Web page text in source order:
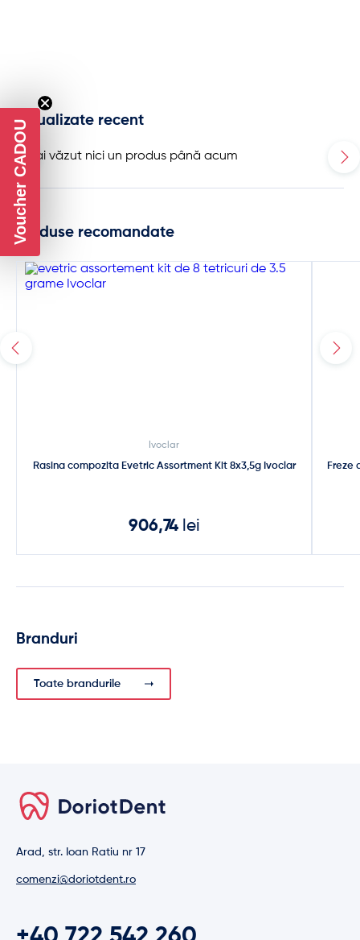
Vizualizate recent
Nu ai văzut nici un produs până acum
Produse recomandate
Ivoclar
Rasina compozita Evetric Assortment Kit 8x3,5g Ivoclar
906,74 lei
Freze
Branduri
Toate brandurile
Arad, str. Ioan Ratiu nr 17
comenzi@doriotdent.ro
Voucher CADOU